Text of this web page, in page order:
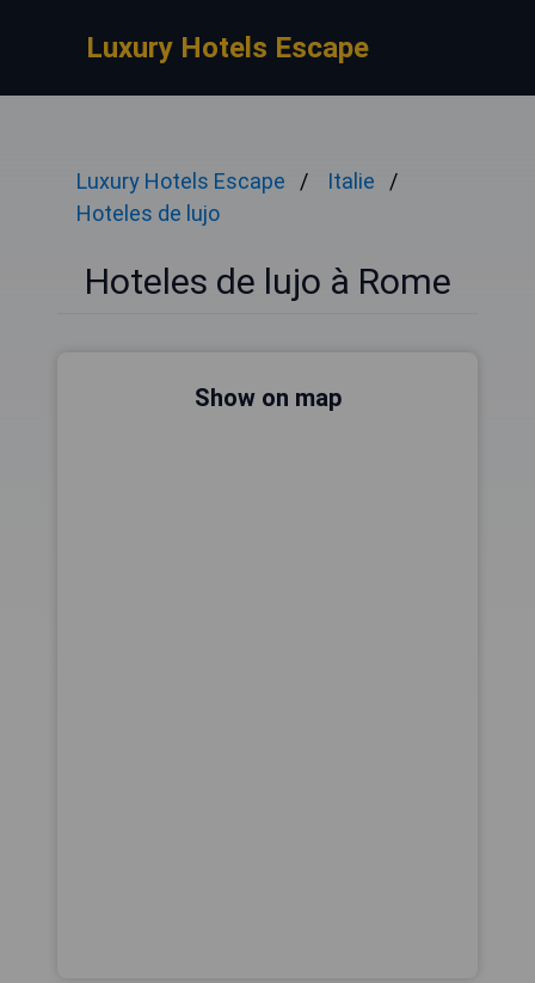
Luxury Hotels Escape
Luxury Hotels Escape
Italie
Hoteles de lujo
Hoteles de lujo à Rome
Show on map